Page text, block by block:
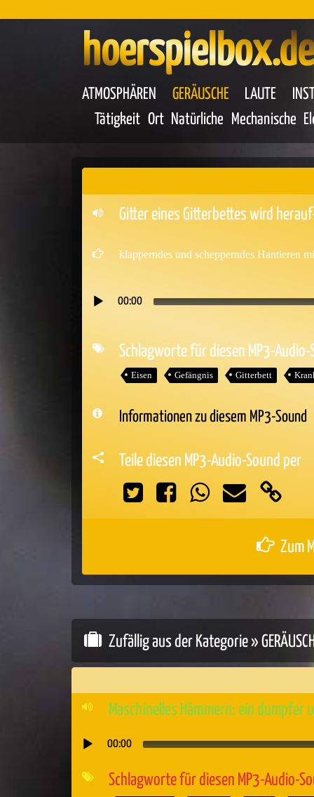
hoerspielbox.de
ATMOSPHÄREN GERÄUSCHE LAUTE
Tätigkeit Ort Natürliche Mechanische
Gitter eines Gitterbettes wird
klapperndes und schepperndes Hantieren
Audio-
00:00
Schlagworte für diesen MP3-Audio-
Eisen Gefängnis Gitterbett
Informationen zu diesem MP3-Sound
Teile diesen MP3-Audio-Sound per
Zum
Zufällig aus der Kategorie »
Maschinelles Hämmern: ein dumpfer
Audio-
Player
00:00
Schlagworte für diesen MP3-Audio-